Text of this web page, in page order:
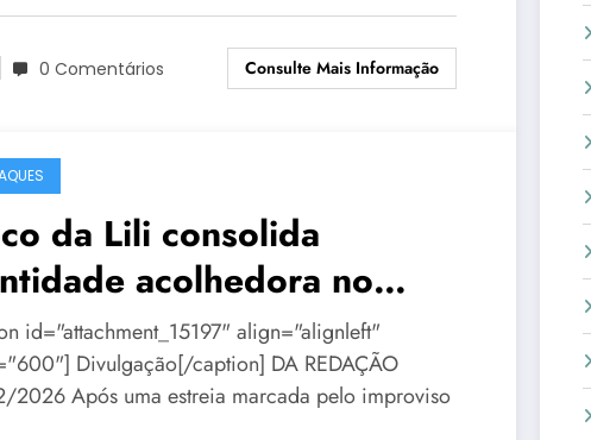
0 Comentários Consulte Mais Informação
da Lili consolida
acolhedora no
de BH
id="attachment_15197" align="alignleft"
Divulgação[/caption] DA REDAÇÃO
Após uma estreia marcada pelo improviso